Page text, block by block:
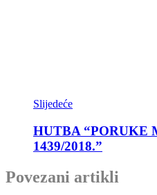
Slijedeće
HUTBA “PORUKE
1439/2018.”
Povezani artikli